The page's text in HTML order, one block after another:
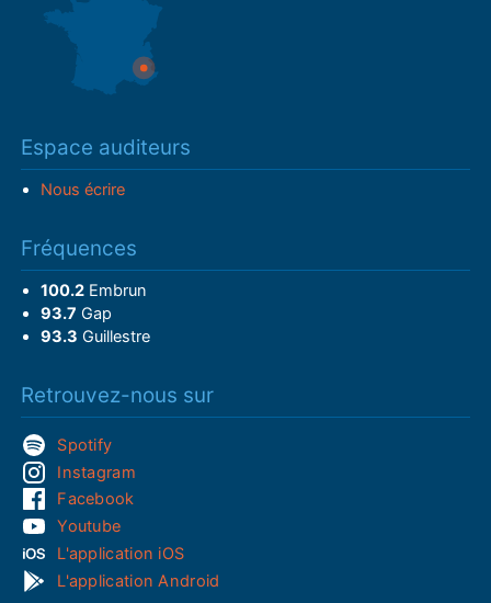
Espace auditeurs
Nous écrire
Fréquences
100.2Embrun
93.7 Gap
93.3 Guillestre
Retrouvez-nous sur
Spotify
Instagram
Facebook
Youtube
L'application iOS
L'application Android